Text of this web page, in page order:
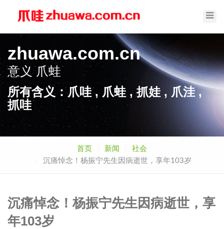
zhuawa.com.cn
意义 爪蛙
所有含义：爪哇 , 爪蛙 , 抓娃 , 爪洼 ,
抓哇
首页 新闻
社会
沉痛悼念！杨振宁先生因病逝世，享年103岁
沉痛悼念！杨振宁先生因病逝世，享
年103岁